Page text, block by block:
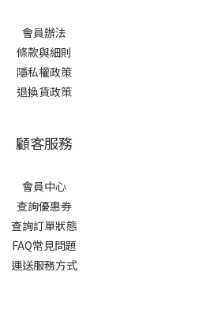
會員辦法
條款與細則
隱私權政策
退換貨政策
顧客服務
會員中心
查詢優惠券
查詢訂單狀態
FAQ常見問題
運送服務方式